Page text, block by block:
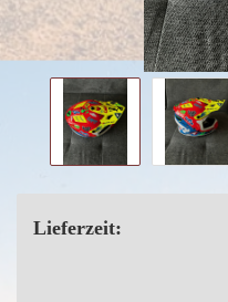
Lieferzeit: